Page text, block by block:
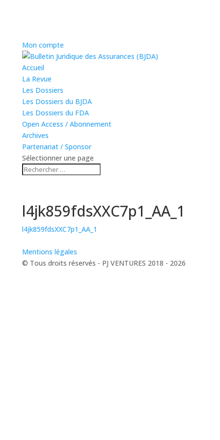
Mon compte
Accueil
La Revue
Les Dossiers
Les Dossiers du BJDA
Les Dossiers du FDA
Open Access / Abonnement
Archives
Partenariat / Sponsor
Sélectionner une page
l4jk859fdsXXC7p1_AA_1
l4jk859fdsXXC7p1_AA_1
Mentions légales
© Tous droits réservés - PJ VENTURES 2018 - 2026